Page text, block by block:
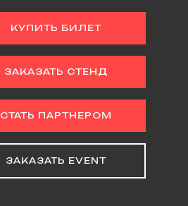
КУПИТЬ БИЛЕТ
ЗАКАЗАТЬ СТЕНД
СТАТЬ ПАРТНЕРОМ
ЗАКАЗАТЬ EVENT